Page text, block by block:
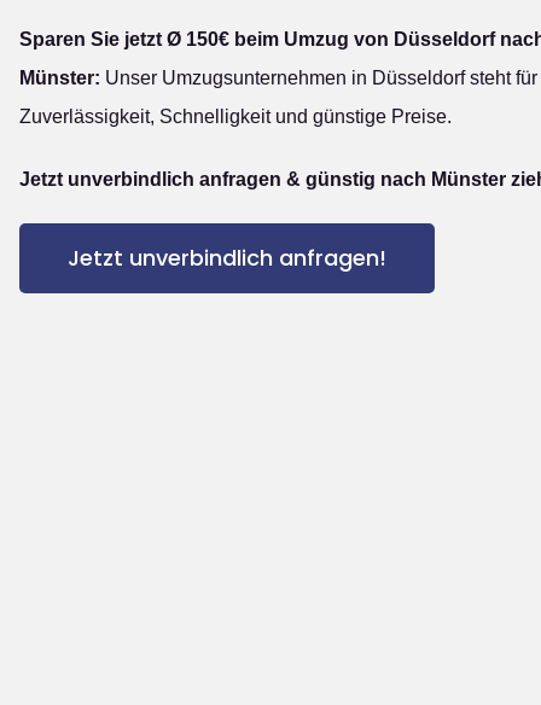
Sparen Sie jetzt Ø 150€ beim Umzug von Düsseldorf
Münster: Unser Umzugsunternehmen in Düsseldorf steht für
Zuverlässigkeit, Schnelligkeit und günstige Preise.
Jetzt unverbindlich anfragen & günstig nach Münster
Jetzt unverbindlich anfragen!